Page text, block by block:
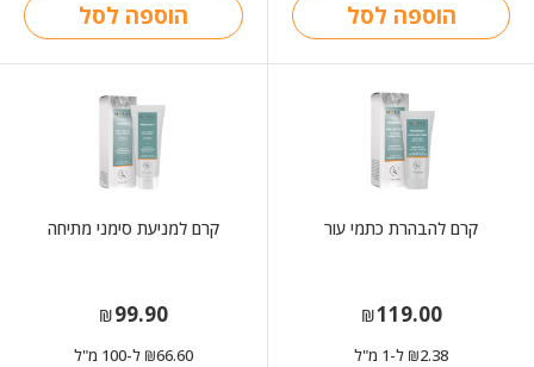
הוספה לסל הוספה לסל
קרם להבהרת כתמי עור
₪119.00
₪2.38 ל-1 מ"ל
קרם למניעת סימני מתיחה
₪99.90
₪66.60 ל-100 מ"ל